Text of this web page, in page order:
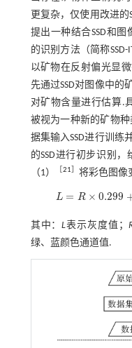
更复杂，仅使用改进的
提出一种结合SSD和图
的识别方法（简称SSD-
以矿物在反射偏光显
先通过SSD对图像中的
对矿物含量进行估算.
被视为一种新的矿物
据集输入SSD进行训练
的SSD进行初步识别
（1）
21 将彩色图像
L = R × 0.299
L= R× 0.299 +G×
其中：L表示灰度值；
绿、蓝颜色通道值.